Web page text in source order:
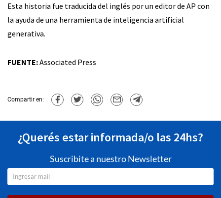
Esta historia fue traducida del inglés por un editor de AP con
la ayuda de una herramienta de inteligencia artificial
generativa.
FUENTE:Associated Press
Compartir en:
¿Querés estar informada/o las 24hs?
Suscribite a nuestro Newsletter